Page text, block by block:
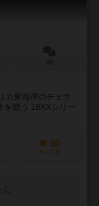
カ東海岸のチェサ
を競う 18XXシリー
30
持ってる